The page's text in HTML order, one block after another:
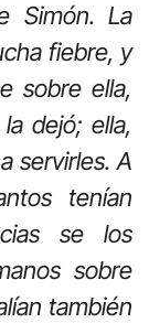
Simón. La
fiebre, y
sobre ella,
dejó; ella,
servirles. A
tenían
se los
sobre
también